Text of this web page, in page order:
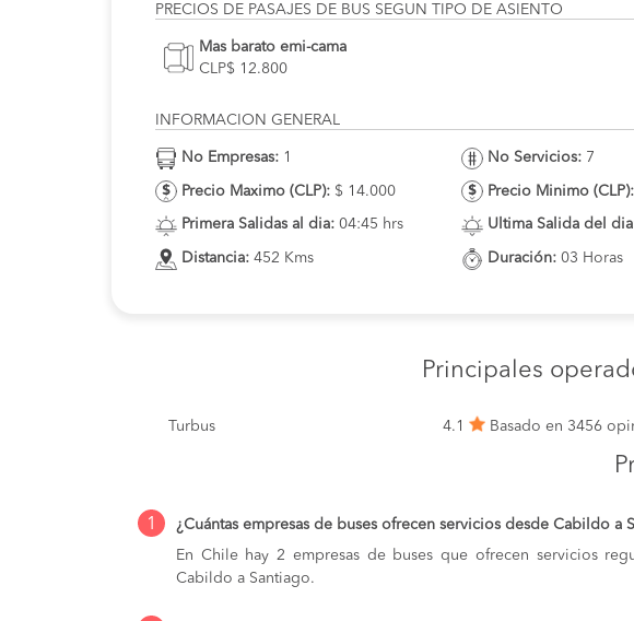
PRECIOS DE PASAJES DE BUS SEGUN TIPO DE ASIENTO
Mas barato emi-cama
CLP$ 12.800
INFORMACION GENERAL
No Empresas: 1
Precio Maximo (CLP): $ 14.000
Primera Salidas al dia: 04:45 hrs
Distancia: 452 Kms
No Servicios: 7
Precio Minimo (CLP):
Ultima Salida del
Duración: 03 Horas
Principales
Turbus 4.1 Basado en 3456
1
¿Cuántas empresas de buses ofrecen servicios desde Cabildo a
En Chile hay 2 empresas de buses que ofrecen servicios
Cabildo a Santiago.